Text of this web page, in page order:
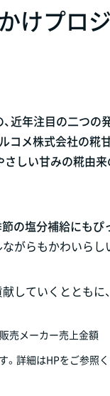
かけプロ
、近年注目の二つ
コメ株式会社の糀
さしい甘みの糀由
の塩分補給にもぴ
がらもかわいらし
していくとともに
売メーカー売上金額
詳細はHPをご参照く